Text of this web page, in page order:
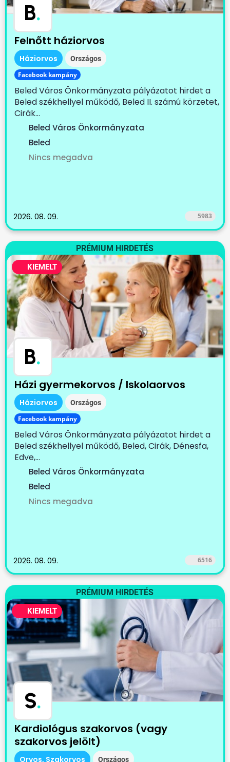
B.
Felnőtt háziorvos
Háziorvos Országos
Facebook kampány
Beled Város Önkormányzata pályázatot hirdet a
Beled székhellyel működő, Beled II. számú körzetet,
Cirák...
Beled Város Önkormányzata
Beled
Nincs megadva
2026. 08. 09. 5983
PRÉMIUM HIRDETÉS
KIEMELT
B.
Házi gyermekorvos / Iskolaorvos
Háziorvos Országos
Facebook kampány
Beled Város Önkormányzata pályázatot hirdet a
Beled székhellyel működő, Beled, Cirák, Dénesfa,
Edve,...
Beled Város Önkormányzata
Beled
Nincs megadva
2026. 08. 09. 6516
PRÉMIUM HIRDETÉS
KIEMELT
S.
Kardiológus szakorvos (vagy
szakorvos jelölt)
Orvos, Szakorvos Országos